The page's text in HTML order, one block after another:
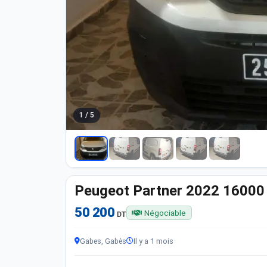
1 / 5
Peugeot Partner 2022
50 200 DT Négociable
Gabes, Gabès Il y a 1 mois